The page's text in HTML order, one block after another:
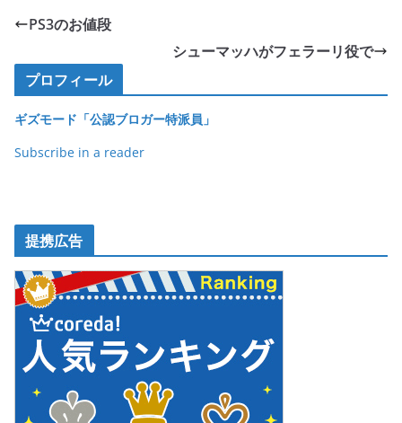
e
o
o
k
er
PS3のお値段
シューマッハがフェラーリ役で
プロフィール
ギズモード「公認ブロガー特派員」
Subscribe in a reader
提携広告